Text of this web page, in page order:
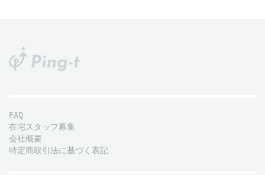
FAQ
在宅スタッフ募集
会社概要
特定商取引法に基づく表記